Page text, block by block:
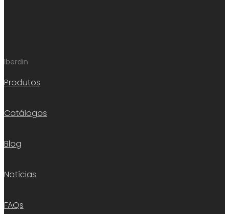
Iberdin
Produtos
Catálogos
Blog
Notícias
FAQs